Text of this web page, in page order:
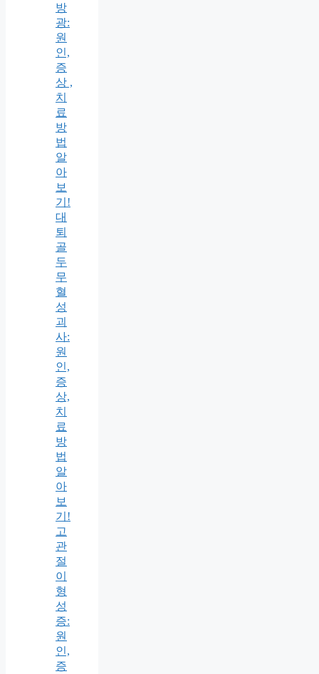
방
광:
원
인,
증
상 ,
치
료
방
법
알
아
보
기!
대
퇴
골
두
무
혈
성
괴
사:
원
인,
증
상,
치
료
방
법
알
아
보
기!
고
관
절
이
형
성
증:
원
인,
증